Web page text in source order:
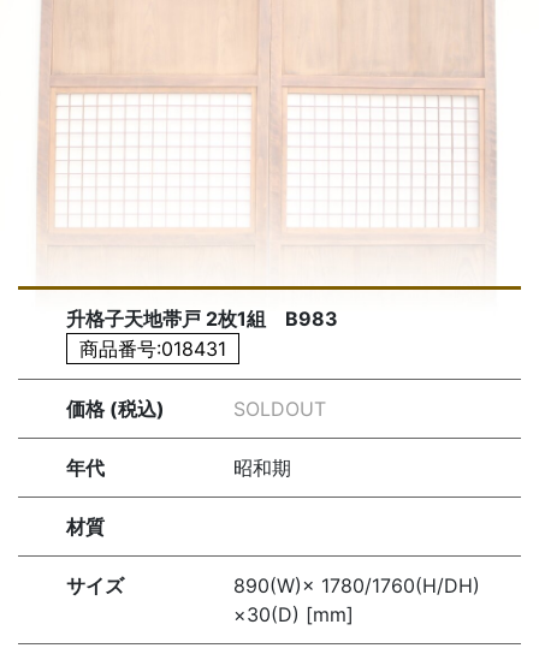
升格子天地帯戸 2枚1組 B983
商品番号:018431
価格 (税込) SOLDOUT
年代 昭和期
材質
サイズ
890(W)× 1780/1760(H/DH)
×30(D) [mm]